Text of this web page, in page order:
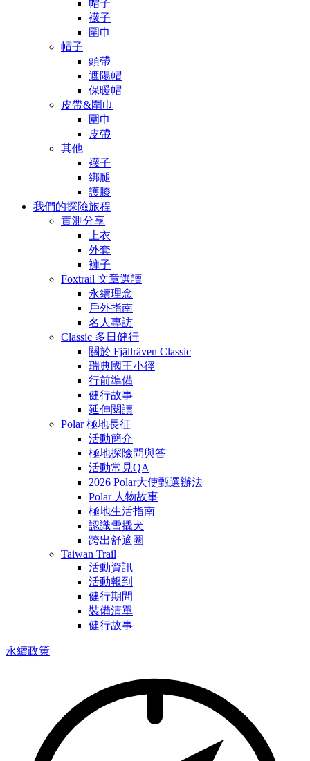
帽子
襪子
圍巾
帽子
頭帶
遮陽帽
保暖帽
皮帶&圍巾
圍巾
皮帶
其他
襪子
綁腿
護膝
我們的探險旅程
實測分享
上衣
外套
褲子
Foxtrail 文章選讀
永續理念
戶外指南
名人專訪
Classic 多日健行
關於 Fjällräven Classic
瑞典國王小徑
行前準備
健行故事
延伸閱讀
Polar 極地長征
活動簡介
極地探險問與答
活動常見QA
2026 Polar大使甄選辦法
Polar 人物故事
極地生活指南
認識雪撬犬
跨出舒適圈
Taiwan Trail
活動資訊
活動報到
健行期間
裝備清單
健行故事
永續政策